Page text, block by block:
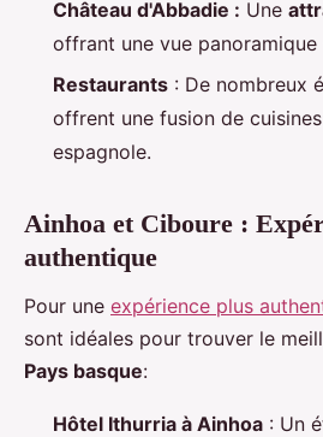
Château d'Abbadie : Une
offrant une vue panoramique
Restaurants : De nombreux
offrent une fusion de
espagnole.
Ainhoa et Ciboure :
authentique
Pour une expérience plus
sont idéales pour trouver le
Pays basque:
Hôtel Ithurria à Ainhoa : Un